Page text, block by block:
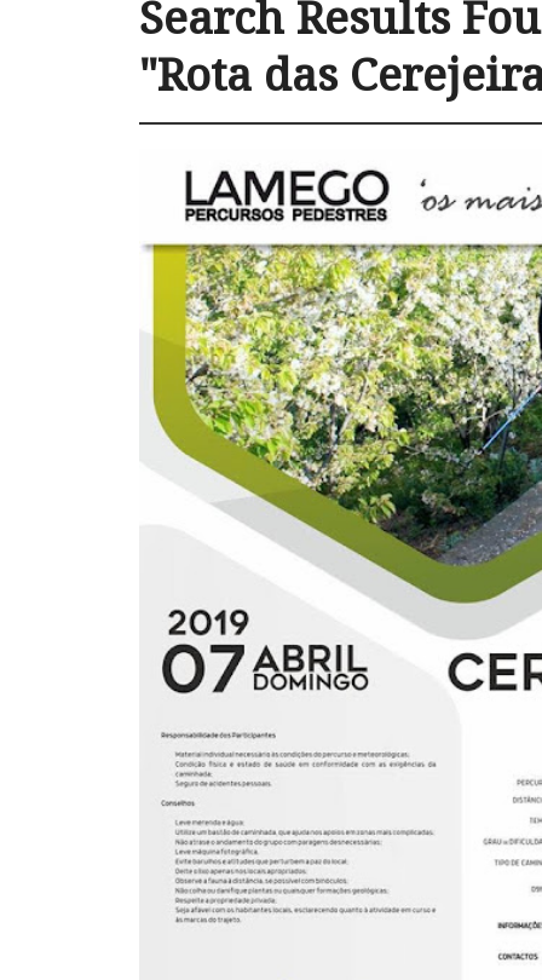
Search Results
"Rota das